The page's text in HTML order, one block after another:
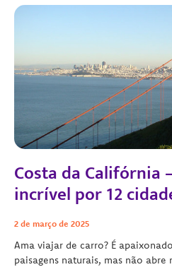
Costa da Califórnia
incrível por 12
2 de março de 2025
Ama viajar de carro? É
paisagens naturais, mas não